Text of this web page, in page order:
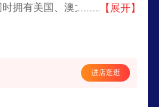
拥有美国、澳大利亚、日本
头企业”、“浙江省林业龙头
【展开】
进店逛逛